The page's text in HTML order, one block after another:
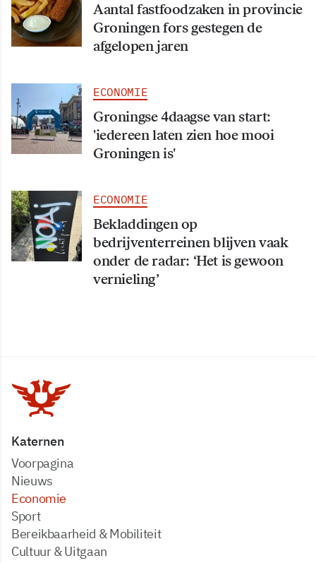
Aantal fastfoodzaken in provincie
Groningen fors gestegen de
afgelopen jaren
ECONOMIE
Groningse 4daagse van start:
'iedereen laten zien hoe mooi
Groningen is'
ECONOMIE
Bekladdingen op
bedrijventerreinen blijven vaak
onder de radar: ‘Het is gewoon
vernieling’
Katernen
Voorpagina
Nieuws
Economie
Sport
Bereikbaarheid & Mobiliteit
Cultuur & Uitgaan